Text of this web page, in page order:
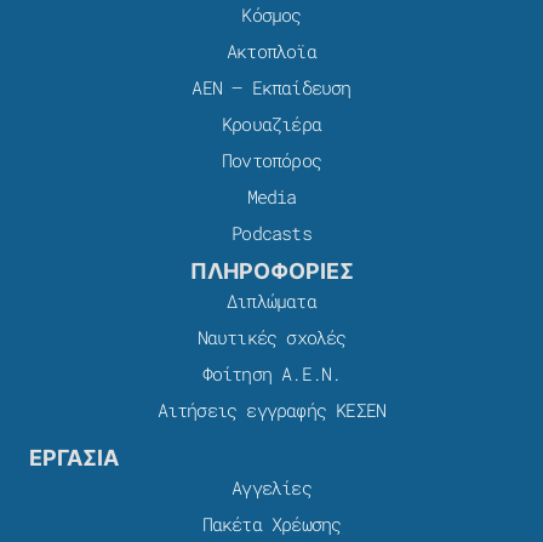
Κόσμος
Ακτοπλοϊα
ΑΕΝ – Εκπαίδευση
Κρουαζιέρα
Ποντοπόρος
Media
Podcasts
ΠΛΗΡΟΦΟΡΙΕΣ
Διπλώματα
Ναυτικές σχολές
Φοίτηση Α.Ε.Ν.
Αιτήσεις εγγραφής ΚΕΣΕΝ
ΕΡΓΑΣΙΑ
Αγγελίες
Πακέτα Χρέωσης​